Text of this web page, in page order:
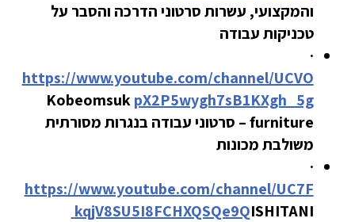
והמקצועי, עשרות סרטוני הדרכה והסבר על
טכניקות עבודה
·
https://www.youtube.com/channel/UCVO
pX2P5wygh7sB1KXgh_5g
Kobeomsuk
furniture – סרטוני עבודה בנגרות מסורתית
משולבת מכונות
·
https://www.youtube.com/channel/UC7F
kqjV8SU5I8FCHXQSQe9QISHITANI